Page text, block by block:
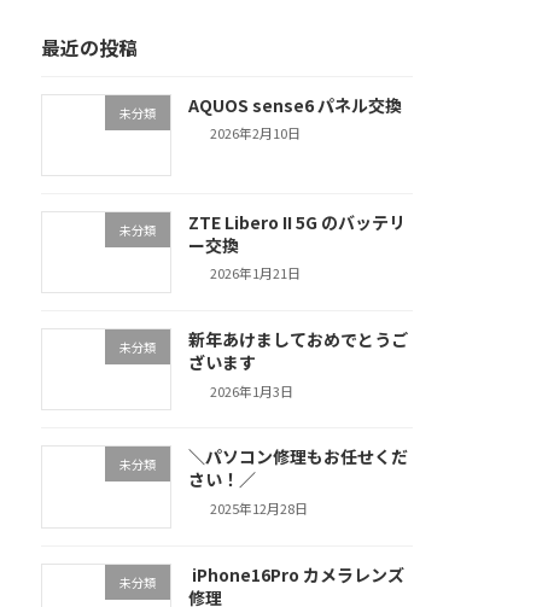
最近の投稿
未分類 AQUOS sense6 パネル交換
2026年2月10日
未分類
ZTE Libero II 5G のバッテリ
ー交換
2026年1月21日
未分類
新年あけましておめでとうご
ざいます
2026年1月3日
未分類
＼パソコン修理もお任せくだ
さい！／
2025年12月28日
未分類
iPhone16Pro カメラレンズ
修理